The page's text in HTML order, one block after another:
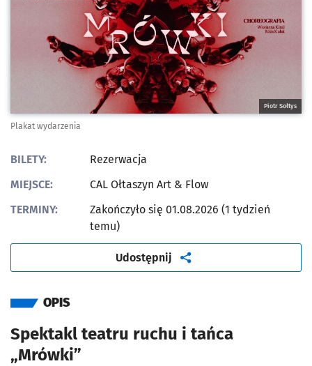
Piotr Sołtys
Plakat wydarzenia
BILETY:
Rezerwacja
MIEJSCE:
CAL Ołtaszyn Art & Flow
TERMINY:
Zakończyło się 01.08.2026 (1 tydzień
temu)
Udostępnij artykuł
OPIS
Spektakl teatru ruchu i tańca
„Mrówki”